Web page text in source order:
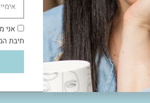
מכאיב לי בלב
21/11/2018 4 תגובות
אני
תיבת